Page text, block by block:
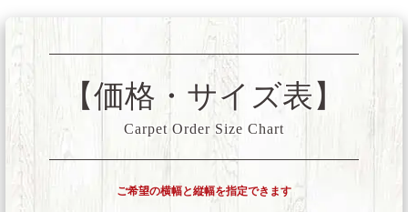
【価格・サイズ表】
Carpet Order Size Chart
ご希望の横幅と縦幅を指定できます